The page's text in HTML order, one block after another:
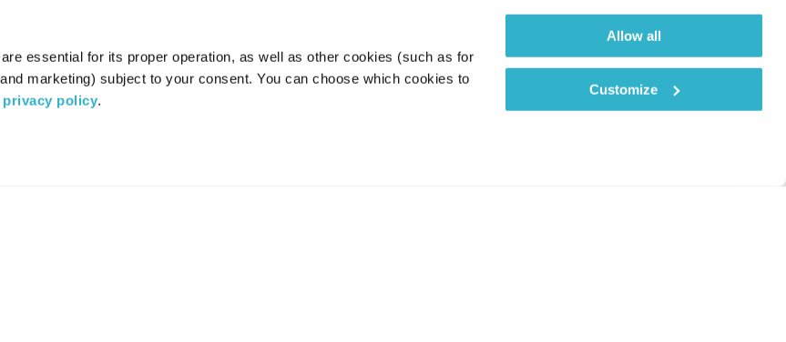
essential for its proper operation, as well as other cookies (such as for
marketing) subject to your consent. You can choose which cookies to
policy.
Allow all
Customize